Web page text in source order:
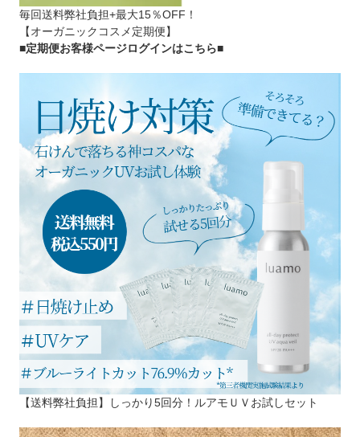
毎回送料弊社負担+最大15％OFF！
【オーガニックコスメ定期便】
■定期便お客様ページログインはこちら■
【送料弊社負担】しっかり5回分！ルアモＵＶお試しセット